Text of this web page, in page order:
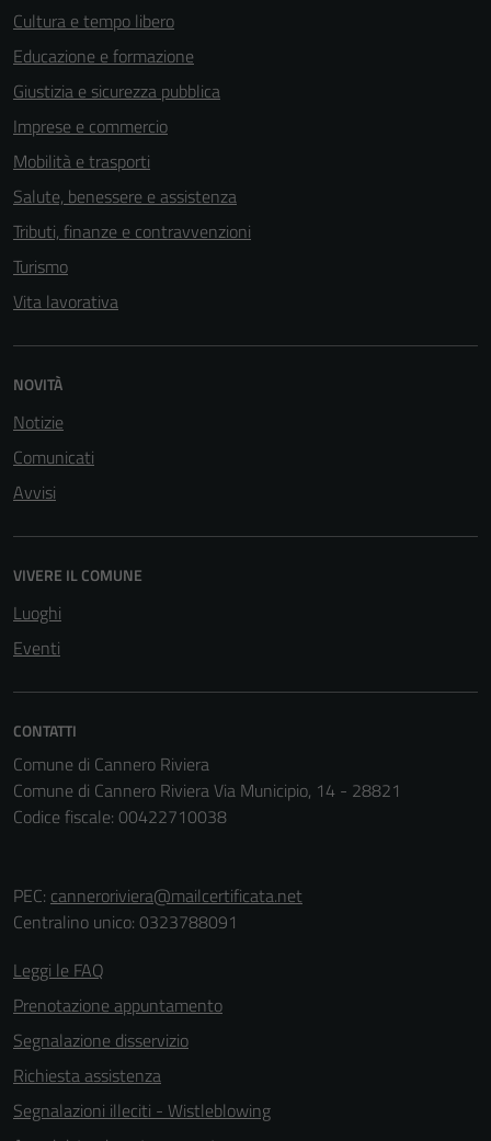
Cultura e tempo libero
Educazione e formazione
Giustizia e sicurezza pubblica
Imprese e commercio
Mobilità e trasporti
Salute, benessere e assistenza
Tributi, finanze e contravvenzioni
Turismo
Vita lavorativa
NOVITÀ
Notizie
Comunicati
Avvisi
VIVERE IL COMUNE
Luoghi
Eventi
CONTATTI
Comune di Cannero Riviera
Comune di Cannero Riviera Via Municipio, 14 - 28821
Codice fiscale: 00422710038
PEC: canneroriviera@mailcertificata.net
Centralino unico: 0323788091
Leggi le FAQ
Prenotazione appuntamento
Segnalazione disservizio
Richiesta assistenza
Segnalazioni illeciti - Wistleblowing
del sito e non
informazioni
Terze parti
una serie di